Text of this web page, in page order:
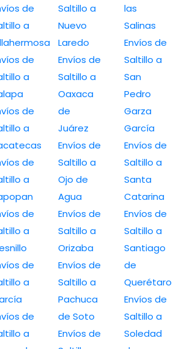
de
a
de
a
de
a
de
a
de
a
de
a
de
a
Saltillo a
Nuevo
Laredo
Envíos de
Saltillo a
Oaxaca
de
Juárez
Envíos de
Saltillo a
Ojo de
Agua
Envíos de
Saltillo a
Orizaba
Envíos de
Saltillo a
Pachuca
de Soto
Envíos de
las
Salinas
Envíos de
Saltillo a
San
Pedro
Garza
García
Envíos de
Saltillo a
Santa
Catarina
Envíos de
Saltillo a
Santiago
de
Querétaro
Envíos de
Saltillo a
Soledad